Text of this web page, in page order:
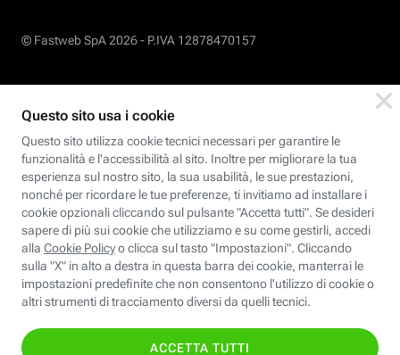
© Fastweb SpA 2026 - P.IVA 12878470157